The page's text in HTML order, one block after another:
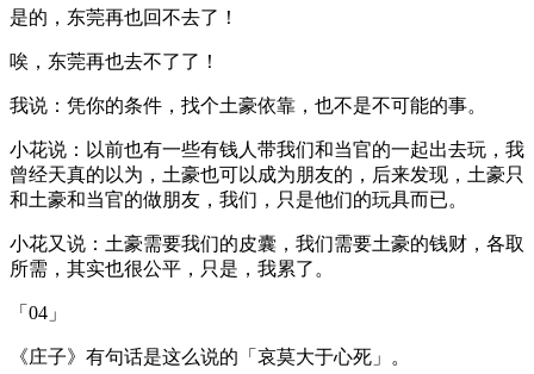
是的，东莞再也回不去了！
唉，东莞再也去不了了！
我说：凭你的条件，找个土豪依靠，也不是不可能的事。
小花说：以前也有一些有钱人带我们和当官的一起出去玩，我
曾经天真的以为，土豪也可以成为朋友的，后来发现，土豪只
和土豪和当官的做朋友，我们，只是他们的玩具而已。
小花又说：土豪需要我们的皮囊，我们需要土豪的钱财，各取
所需，其实也很公平，只是，我累了。
「04」
《庄子》有句话是这么说的「哀莫大于心死」。